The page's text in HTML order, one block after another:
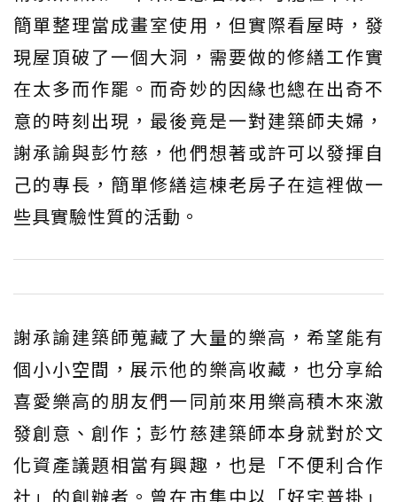
簡單整理當成畫室使用，但實際看屋時，發
現屋頂破了一個大洞，需要做的修繕工作實
在太多而作罷。而奇妙的因緣也總在出奇不
意的時刻出現，最後竟是一對建築師夫婦，
謝承諭與彭竹慈，他們想著或許可以發揮自
己的專長，簡單修繕這棟老房子在這裡做一
些具實驗性質的活動。
謝承諭建築師蒐藏了大量的樂高，希望能有
個小小空間，展示他的樂高收藏，也分享給
喜愛樂高的朋友們一同前來用樂高積木來激
發創意、創作；彭竹慈建築師本身就對於文
化資產議題相當有興趣，也是「不便利合作
社」的創辦者。曾在市集中以「好宅普掛」